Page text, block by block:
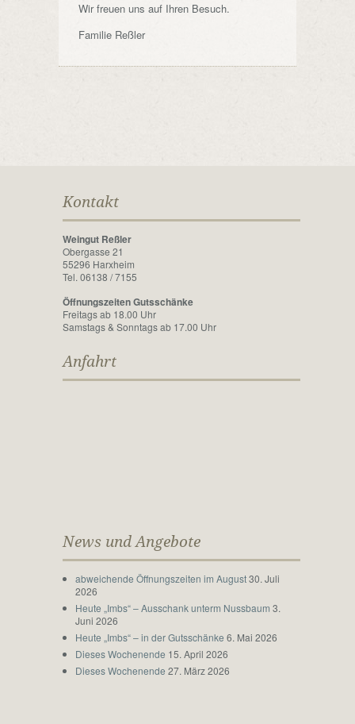
Wir freuen uns auf Ihren Besuch.
Familie Reßler
Kontakt
Weingut Reßler
Obergasse 21
55296 Harxheim
Tel. 06138 / 7155
Öffnungszeiten Gutsschänke
Freitags ab 18.00 Uhr
Samstags & Sonntags ab 17.00 Uhr
Anfahrt
News und Angebote
abweichende Öffnungszeiten im August 30. Juli
2026
Heute „Imbs“ – Ausschank unterm Nussbaum 3.
Juni 2026
Heute „Imbs“ – in der Gutsschänke 6. Mai 2026
Dieses Wochenende 15. April 2026
Dieses Wochenende 27. März 2026